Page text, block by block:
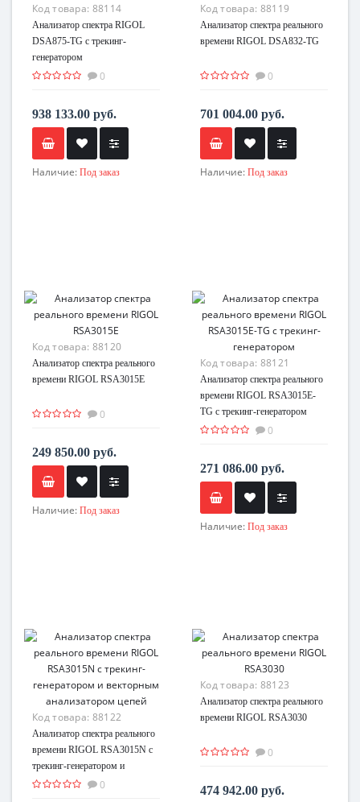
Код товара: 88114
Анализатор спектра RIGOL
DSA875-TG с трекинг-
генератором
0
938 133.00 руб.
Наличие: Под заказ
Код товара: 88119
Анализатор спектра реального
времени RIGOL DSA832-TG
0
701 004.00 руб.
Наличие: Под заказ
Код товара: 88120
Анализатор спектра реального
времени RIGOL RSA3015E
0
249 850.00 руб.
Наличие: Под заказ
Код товара: 88121
Анализатор спектра реального
времени RIGOL RSA3015E-
TG с трекинг-генератором
0
271 086.00 руб.
Наличие: Под заказ
Код товара: 88122
Анализатор спектра реального
времени RIGOL RSA3015N с
трекинг-генератором и
векторным анализатором цепей
0
Код товара: 88123
Анализатор спектра реального
времени RIGOL RSA3030
0
474 942.00 руб.